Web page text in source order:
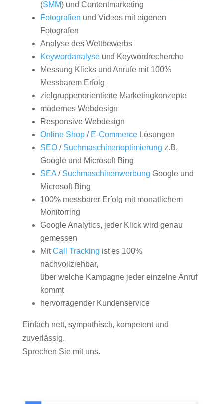
(SMM) und Contentmarketing
Fotografien und Videos mit eigenen
Fotografen
Analyse des Wettbewerbs
Keywordanalyseund Keywordrecherche
Messung Klicks und Anrufe mit 100%
Messbarem Erfolg
zielgruppenorientierte Marketingkonzepte
modernes Webdesign
Responsive Webdesign
Online Shop/ E-CommerceLösungen
SEO/ Suchmaschinenoptimierung z.B.
Google und Microsoft Bing
SEA/ Suchmaschinenwerbung Google und
Microsoft Bing
100% messbarer Erfolg mit monatlichem
Monitorring
Google Analytics, jeder Klick wird genau
gemessen
MitCall Tracking ist es 100%
nachvollziehbar,
über welche Kampagne jeder einzelne Anruf
kommt
hervorragender Kundenservice
Einfach nett, sympathisch, kompetent und
zuverlässig.
Sprechen Sie mit uns.